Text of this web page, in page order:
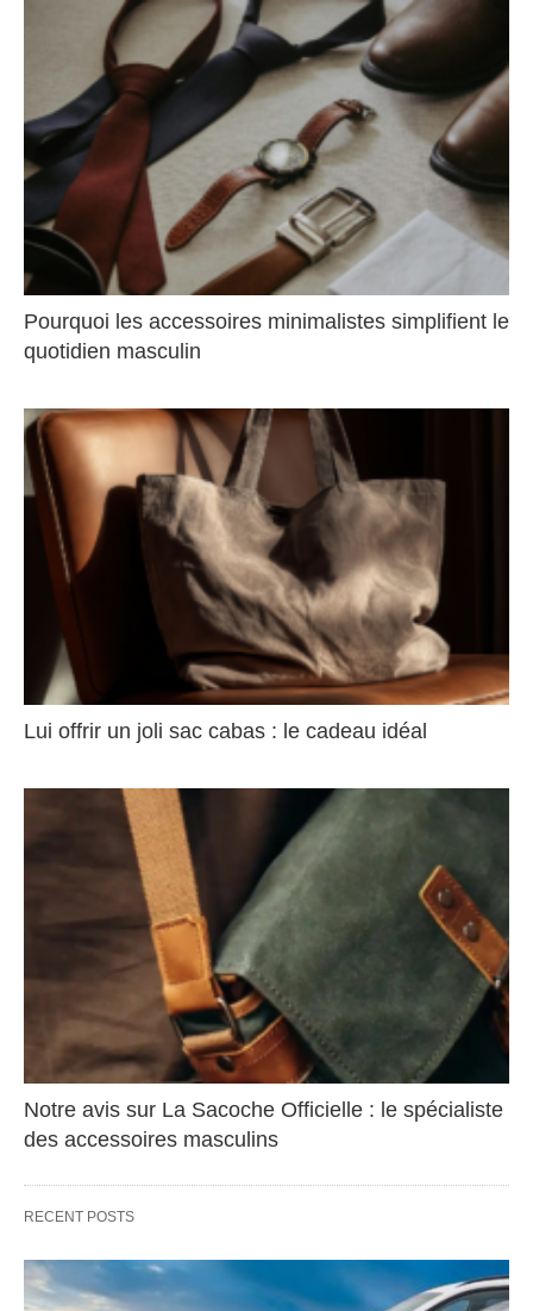
Pourquoi les accessoires minimalistes simplifient le
quotidien masculin
Lui offrir un joli sac cabas : le cadeau idéal
Notre avis sur La Sacoche Officielle : le spécialiste
des accessoires masculins
RECENT POSTS